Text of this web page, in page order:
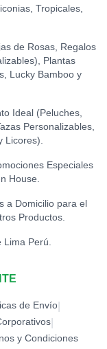
Tropicales,
de Rosas, Regalos
Plantas
Lucky Bamboo y
Ideal (Peluches,
Personalizables,
Licores).
Especiales
House.
a Domicilio para el
Productos.
Perú.
de Envío|
|
y Condiciones